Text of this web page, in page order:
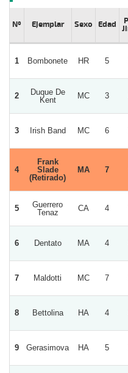
Nº Ejemplar Sexo Edad
1 Bombonete HR 5
2
Duque De
Kent
MC 3
3 Irish Band MC 6
4
Frank
Slade
(Retirado)
MA 7
5
Guerrero
Tenaz
CA 4
6 Dentato MA 4
7 Maldotti MC 7
8 Bettolina HA 4
9 Gerasimova HA 5